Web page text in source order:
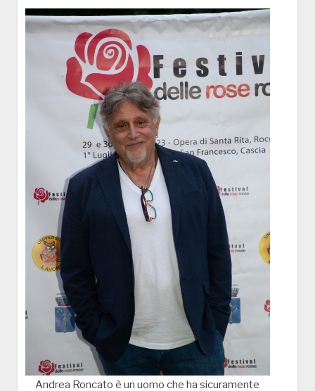
Andrea Roncato è un uomo che ha sicuramente